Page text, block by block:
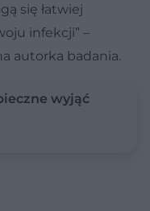
się łatwiej
infekcji” –
autorka badania.
wyjąć